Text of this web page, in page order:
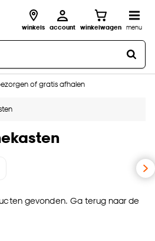
winkels account winkelwagen menu
of gratis afhalen
advies en opmeten aan huis
gevonden. Ga terug naar de